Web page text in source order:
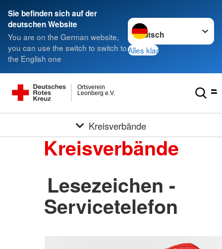
Sie befinden sich auf der
deutschen Website
You are on the German website,
you can use the switch to switch to
the English one
Sprache wechseln zu
Alles klar
Leonberg e.V.
Ortsverein
Kreisverbände
Kreisverbände
Lesezeichen -
Servicetelefon